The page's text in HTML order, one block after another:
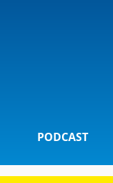
PODCAST